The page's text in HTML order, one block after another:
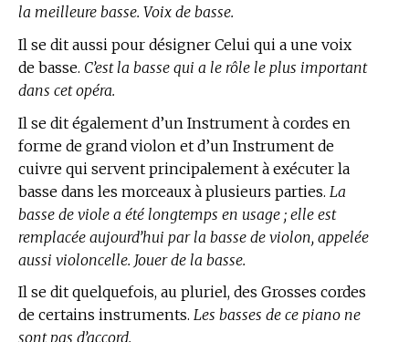
la meilleure basse. Voix de basse.
Il se dit aussi pour désigner Celui qui a une voix
de basse. C’est la basse qui a le rôle le plus important
dans cet opéra.
Il se dit également d’un Instrument à cordes en
forme de grand violon et d’un Instrument de
cuivre qui servent principalement à exécuter la
basse dans les morceaux à plusieurs parties. La
basse de viole a été longtemps en usage ; elle est
remplacée aujourd’hui par la basse de violon, appelée
aussi violoncelle. Jouer de la basse.
Il se dit quelquefois, au pluriel, des Grosses cordes
de certains instruments. Les basses de ce piano ne
sont pas d’accord.